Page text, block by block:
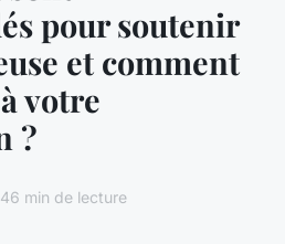
pour soutenir
et comment
votre
?
6 min de lecture